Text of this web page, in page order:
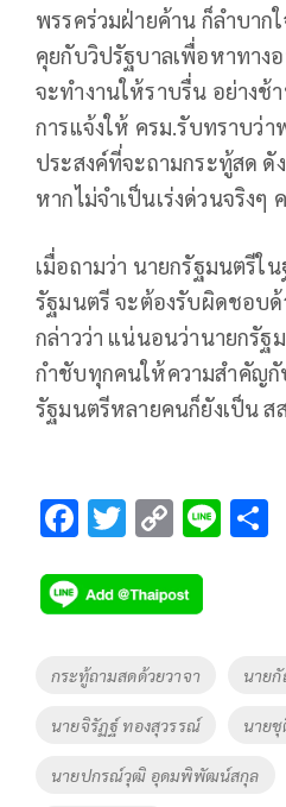
พรรคร่วมฝ่ายค้าน ก็ลำบาก
คุยกับวิปรัฐบาลเพื่อหาทาง
จะทำงานให้ราบรื่น อย่างช้
การแจ้งให้ ครม.รับทราบว่
ประสงค์ที่จะถามกระทู้สด
หากไม่จำเป็นเร่งด่วนจริงๆ
เมื่อถามว่า นายกรัฐมนตรี
รัฐมนตรี จะต้องรับผิดชอบ
กล่าวว่า แน่นอนว่านายกรัฐ
กำชับทุกคนให้ความสำคัญกั
รัฐมนตรีหลายคนก็ยังเป็น ส
F
e
b
o
o
k
T
tt
er
C
p
y
Li
k
Li
Tags
กระทู้ถามสดด้วยวาจา นาย
นายจิรัฏฐ์ ทองสุวรรณ์ นาย
นายปกรณ์วุฒิ อุดมพิพัฒน์สกุล